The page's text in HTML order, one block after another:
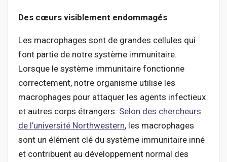
Des cœurs visiblement endommagés
Les macrophages sont de grandes cellules qui
font partie de notre système immunitaire.
Lorsque le système immunitaire fonctionne
correctement, notre organisme utilise les
macrophages pour attaquer les agents infectieux
et autres corps étrangers. Selon des chercheurs
de l’université Northwestern, les macrophages
sont un élément clé du système immunitaire inné
et contribuent au développement normal des